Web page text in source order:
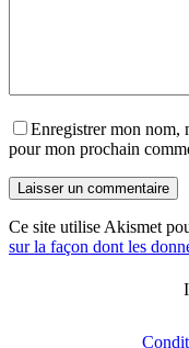
Enregistrer mon nom,
pour mon prochain
Laisser un commentaire
Ce site utilise Akismet
sur la façon dont les